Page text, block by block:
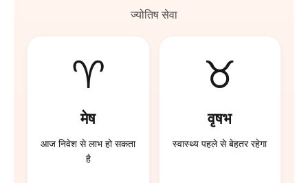
ज्योतिष सेवा
♈
मेष
आज निवेश से लाभ हो सकता
है
♉
वृषभ
स्वास्थ्य पहले से बेहतर रहेगा